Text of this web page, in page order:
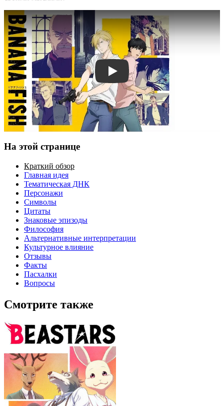
Смотреть трейлер
На этой странице
Краткий обзор
Главная идея
Тематическая ДНК
Персонажи
Символы
Цитаты
Знаковые эпизоды
Философия
Альтернативные интерпретации
Культурное влияние
Отзывы
Факты
Пасхалки
Вопросы
Смотрите также